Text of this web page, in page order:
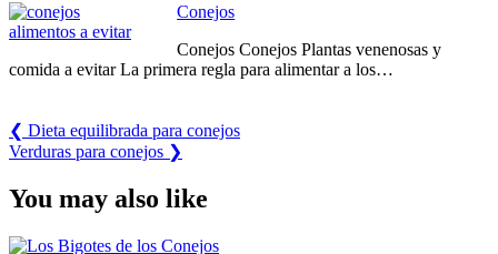
Conejos
Conejos Conejos Plantas venenosas y
comida a evitar La primera regla para alimentar a los…
❮ Previous
Post:
Dieta equilibrada para conejos
Next
Verduras para conejos ❯
You may also like